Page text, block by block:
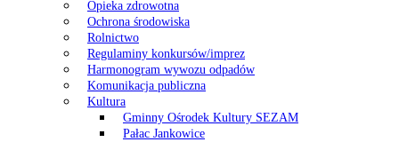
Opieka zdrowotna
Ochrona środowiska
Rolnictwo
Regulaminy konkursów/imprez
Harmonogram wywozu odpadów
Komunikacja publiczna
Kultura
Gminny Ośrodek Kultury SEZAM
Pałac Jankowice